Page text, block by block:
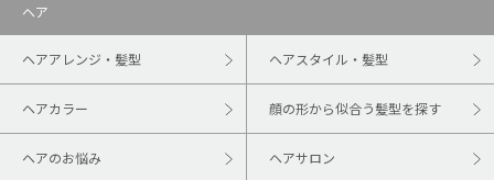
ヘア
ヘアアレンジ・髪型 ヘアスタイル・髪型
ヘアカラー 顔の形から似合う髪型を探す
ヘアのお悩み ヘアサロン